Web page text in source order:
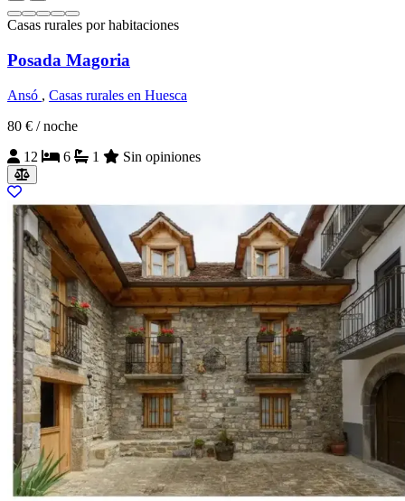
Casas rurales por habitaciones
Posada Magoria
Ansó , Casas rurales en Huesca
80 € / noche
12
6 1 Sin opiniones